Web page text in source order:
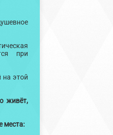
при
на этой
живёт,
места: